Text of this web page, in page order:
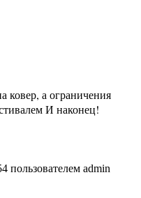
ковер, а ограничения
И наконец!
пользователем admin